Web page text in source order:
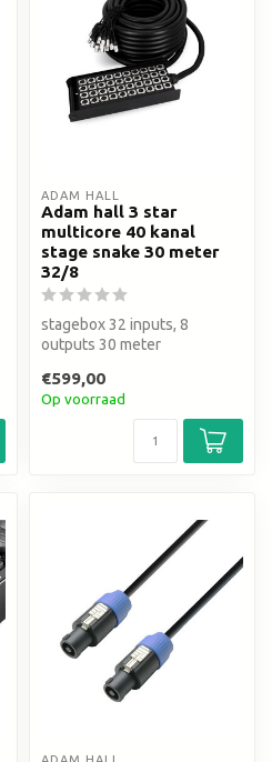
ADAM HALL
Adam hall 3 star
multicore 40 kanal
stage snake 30 meter
32/8
stagebox 32 inputs, 8
outputs 30 meter
€599,00
Op voorraad